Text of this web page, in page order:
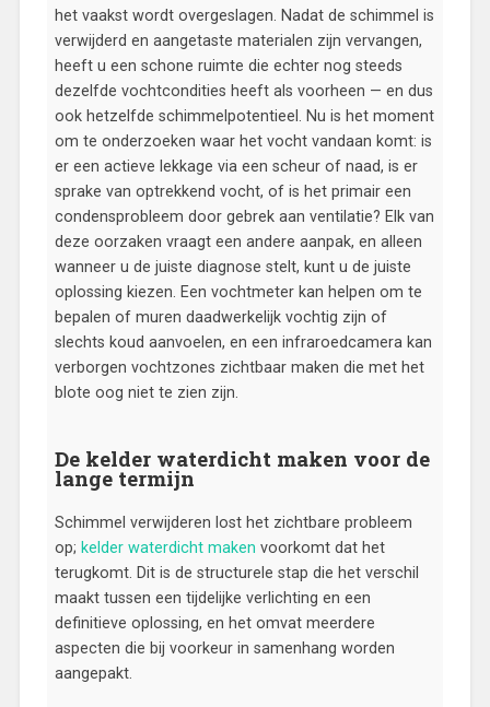
het vaakst wordt overgeslagen. Nadat de schimmel is
verwijderd en aangetaste materialen zijn vervangen,
heeft u een schone ruimte die echter nog steeds
dezelfde vochtcondities heeft als voorheen — en dus
ook hetzelfde schimmelpotentieel. Nu is het moment
om te onderzoeken waar het vocht vandaan komt: is
er een actieve lekkage via een scheur of naad, is er
sprake van optrekkend vocht, of is het primair een
condensprobleem door gebrek aan ventilatie? Elk van
deze oorzaken vraagt een andere aanpak, en alleen
wanneer u de juiste diagnose stelt, kunt u de juiste
oplossing kiezen. Een vochtmeter kan helpen om te
bepalen of muren daadwerkelijk vochtig zijn of
slechts koud aanvoelen, en een infraroedcamera kan
verborgen vochtzones zichtbaar maken die met het
blote oog niet te zien zijn.
De kelder waterdicht maken voor de
lange termijn
Schimmel verwijderen lost het zichtbare probleem
op; kelder waterdicht maken voorkomt dat het
terugkomt. Dit is de structurele stap die het verschil
maakt tussen een tijdelijke verlichting en een
definitieve oplossing, en het omvat meerdere
aspecten die bij voorkeur in samenhang worden
aangepakt.